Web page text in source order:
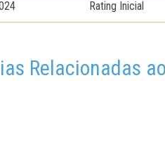
Rating Inicial
Relacionadas